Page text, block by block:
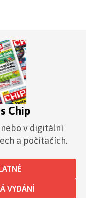
Chip
v digitální
a počítačích.
VYDÁNÍ